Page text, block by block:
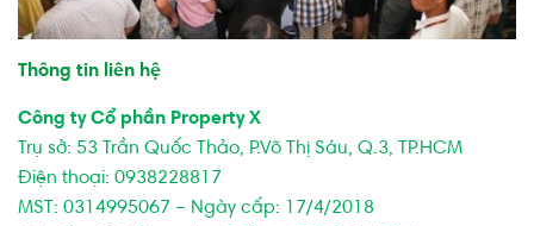
Thông tin liên hệ
Công ty Cổ phần Property X
Trụ sở: 53 Trần Quốc Thảo, P.Võ Thị Sáu, Q.3, TP.HCM
Điện thoại: 0938228817
MST: 0314995067 – Ngày cấp: 17/4/2018